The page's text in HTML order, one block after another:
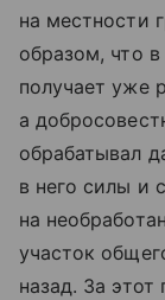
на местности
образом, что
получает уже
а
обрабатывал
в него силы и
на
участок
назад. За